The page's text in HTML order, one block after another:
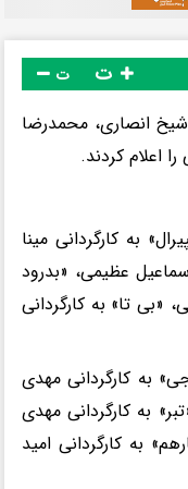
ت
انصاری، محمدرضا
اعلام کردند.
پیام ناصر، «اسپیرال» به کارگردانی مینا
عظیمی، «بدرود
«بی تا» به کارگردانی
به کارگردانی مهدی
به کارگردانی مهدی
به کارگردانی امید